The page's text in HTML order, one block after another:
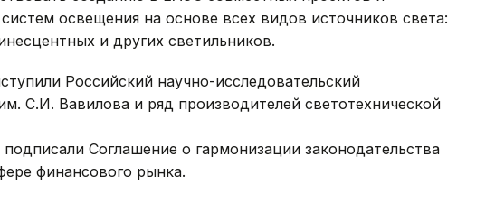
освещения на основе всех видов источников света:
и других светильников.
Российский научно-исследовательский
С.И. Вавилова и ряд производителей светотехнической
Соглашение о гармонизации законодательства
финансового рынка.